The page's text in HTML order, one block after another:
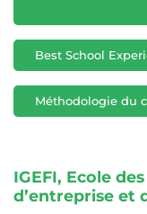
Best School
Méthodologie du
IGEFI, Ecole
d’entreprise et